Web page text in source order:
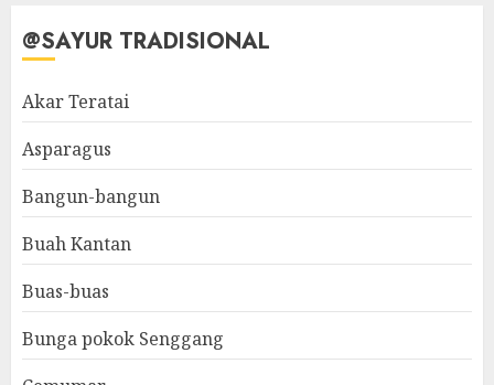
@SAYUR TRADISIONAL
Akar Teratai
Asparagus
Bangun-bangun
Buah Kantan
Buas-buas
Bunga pokok Senggang